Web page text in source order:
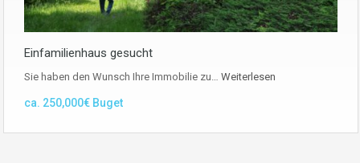
Einfamilienhaus gesucht
Sie haben den Wunsch Ihre Immobilie zu… Weiterlesen
ca. 250,000€ Buget